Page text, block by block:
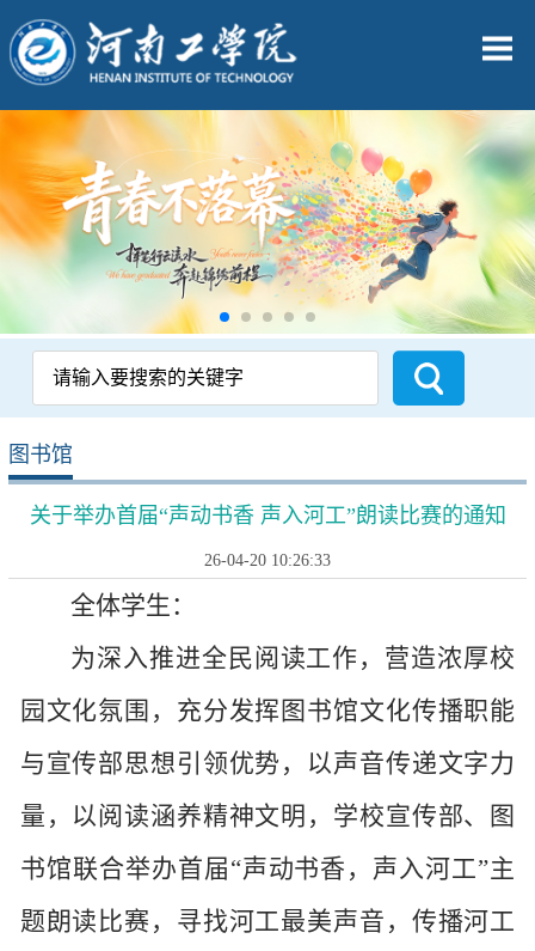
图书馆
关于举办首届“声动书香 声入河工”朗读比赛的通知
26-04-20 10:26:33
全体学生：
为深入推进全民阅读工作，营造浓厚校
园文化氛围，充分发挥图书馆文化传播职能
与宣传部思想引领优势，以声音传递文字力
量，以阅读涵养精神文明，学校宣传部、图
书馆联合举办首届“声动书香，声入河工”主
题朗读比赛，寻找河工最美声音，传播河工